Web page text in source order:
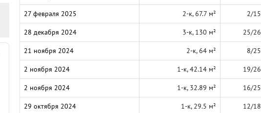
27 февраля 2025 2-к, 67.7 м² 2/15
28 декабря 2024 3-к, 130 м² 25/26
21 ноября 2024 2-к, 64 м² 8/25
2 ноября 2024 1-к, 42.14 м² 19/26
2 ноября 2024 1-к, 32.89 м² 16/25
29 октября 2024 1-к, 29.5 м² 12/18